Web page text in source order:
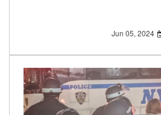
Jun 05, 2024